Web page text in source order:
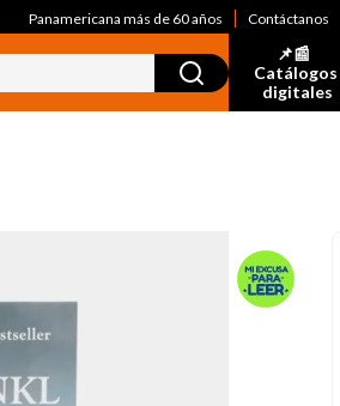
Panamericana más de 60 años Contáctanos
📌📰
Catálogos
digitales